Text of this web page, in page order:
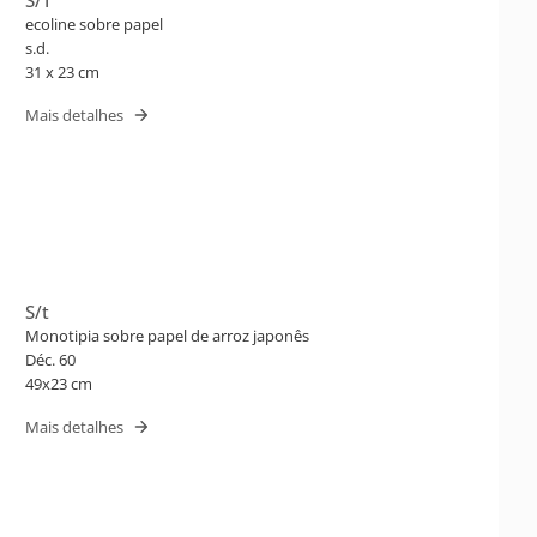
ecoline sobre papel
s.d.
31 x 23 cm
Mais detalhes
S/t
Monotipia sobre papel de arroz japonês
Déc. 60
49x23 cm
Mais detalhes